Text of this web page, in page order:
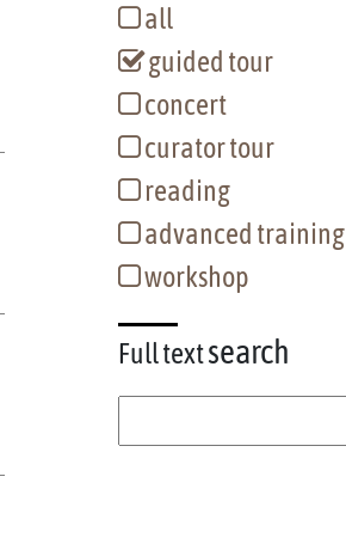
all
guided tour
concert
curator tour
reading
advanced training
workshop
Full textsearch